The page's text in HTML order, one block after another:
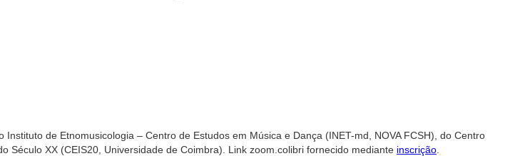
de Etnomusicologia – Centro de Estudos em Música e Dança (INET-md, NOVA FCSH), do Centro
Século XX (CEIS20, Universidade de Coimbra). Link zoom.colibri fornecido mediante inscrição